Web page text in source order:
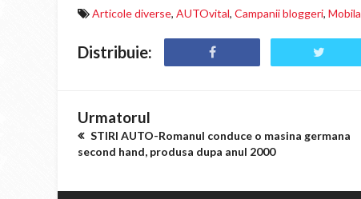
Articole diverse, AUTOvital, Campanii bloggeri, Mobila
Distribuie:
Urmatorul
STIRI AUTO-Romanul conduce o masina germana
second hand, produsa dupa anul 2000